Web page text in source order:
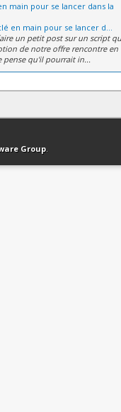
main pour se lancer dans la
en main pour se lancer d...
un petit post sur un script
de notre offre rencontre en
pense qu'il pourrait in...
Version bas-débit
Group.